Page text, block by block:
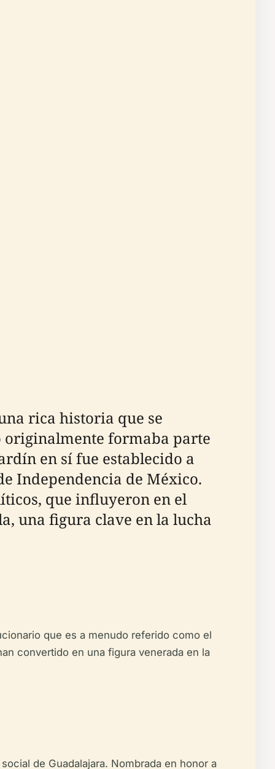
rica historia que se
originalmente formaba parte
en sí fue establecido a
Independencia de México.
que influyeron en el
una figura clave en la lucha
que es a menudo referido como el
convertido en una figura venerada en la
de Guadalajara. Nombrada en honor a